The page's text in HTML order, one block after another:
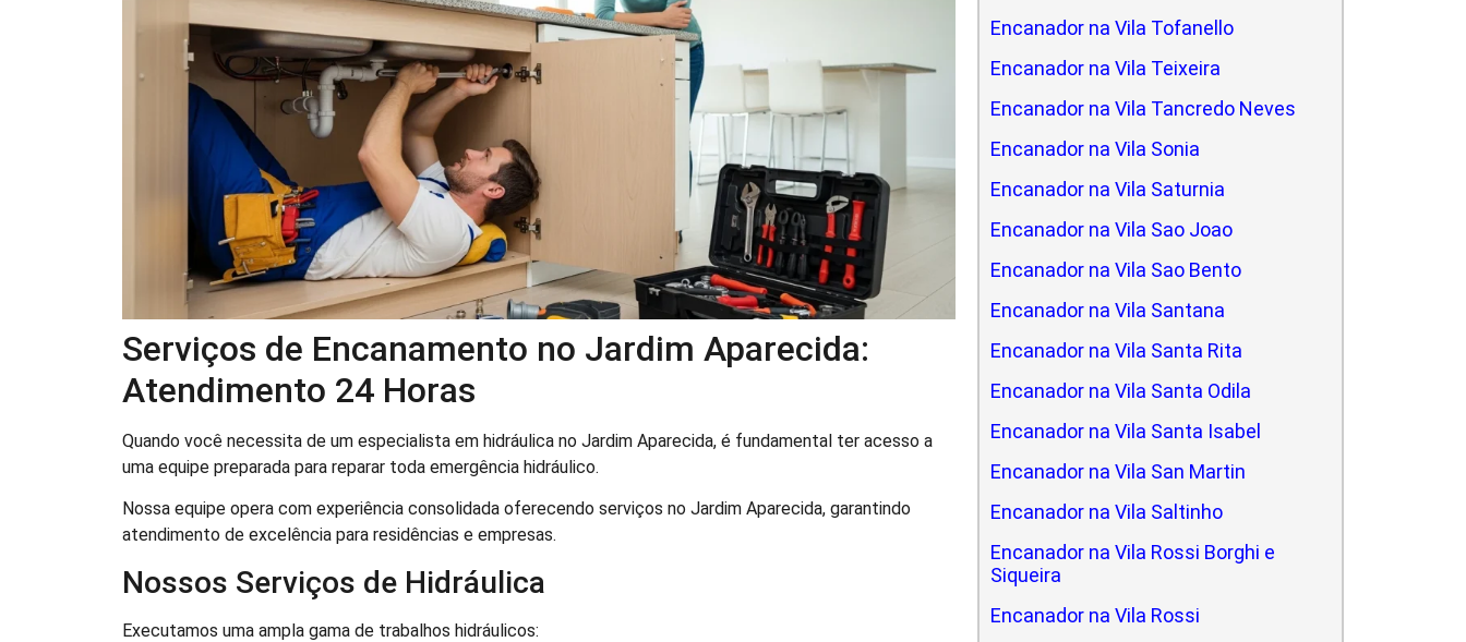
Serviços de Encanamento no Jardim Aparecida:
Atendimento 24 Horas
Quando você necessita de um especialista em hidráulica no Jardim Aparecida, é fundamental ter acesso a
uma equipe preparada para reparar toda emergência hidráulico.
Nossa equipe opera com experiência consolidada oferecendo serviços no Jardim Aparecida, garantindo
atendimento de excelência para residências e empresas.
Nossos Serviços de Hidráulica
Executamos uma ampla gama de trabalhos hidráulicos:
Encanador na Vila Tofanello
Encanador na Vila Teixeira
Encanador na Vila Tancredo Neves
Encanador na Vila Sonia
Encanador na Vila Saturnia
Encanador na Vila Sao Joao
Encanador na Vila Sao Bento
Encanador na Vila Santana
Encanador na Vila Santa Rita
Encanador na Vila Santa Odila
Encanador na Vila Santa Isabel
Encanador na Vila San Martin
Encanador na Vila Saltinho
Encanador na Vila Rossi Borghi e
Siqueira
Encanador na Vila Rossi